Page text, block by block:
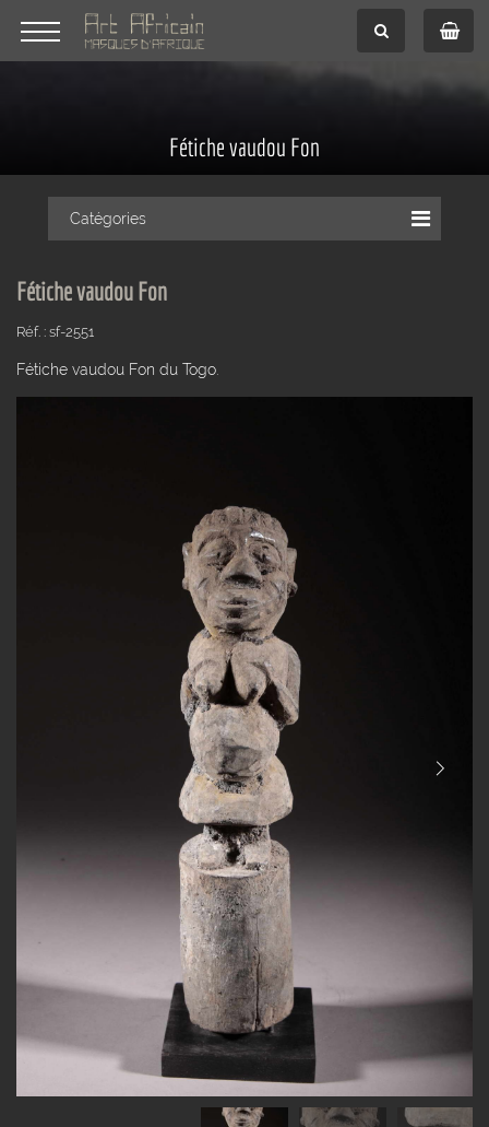
Fétiche vaudou Fon
Catégories
Fétiche vaudou Fon
Réf. : sf-2551
Fétiche vaudou Fon du Togo.